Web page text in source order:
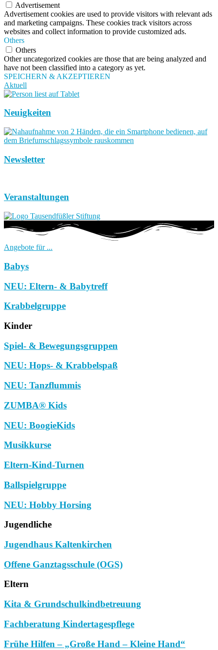
Advertisement
Advertisement cookies are used to provide visitors with relevant ads
and marketing campaigns. These cookies track visitors across
websites and collect information to provide customized ads.
Others
Others
Other uncategorized cookies are those that are being analyzed and
have not been classified into a category as yet.
SPEICHERN & AKZEPTIEREN
Aktuell
Neuigkeiten
Newsletter
Veranstaltungen
Angebote für ...
Babys
NEU: Eltern- & Babytreff
Krabbelgruppe
Kinder
Spiel- & Bewegungsgruppen
NEU: Hops- & Krabbelspaß
NEU: Tanzflummis
ZUMBA® Kids
NEU: BoogieKids
Musikkurse
Eltern-Kind-Turnen
Ballspielgruppe
NEU: Hobby Horsing
Jugendliche
Jugendhaus Kaltenkirchen
Offene Ganztagsschule (OGS)
Eltern
Kita & Grundschulkindbetreuung
Fachberatung Kindertagespflege
Frühe Hilfen – „Große Hand – Kleine Hand“